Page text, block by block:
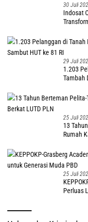
30 Juli
Indosat
29 Juli
1.203
Tambah
25 Juli
13
Rumah
25 Juli
Perluas